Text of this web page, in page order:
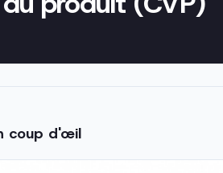
coup d'œil